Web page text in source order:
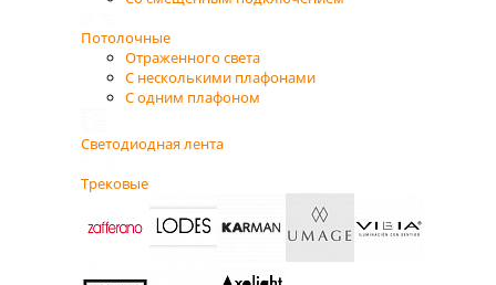
Потолочные
Отраженного света
С несколькими плафонами
С одним плафоном
Светодиодная лента
Трековые